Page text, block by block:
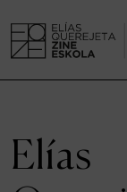
CENTRO
Elías